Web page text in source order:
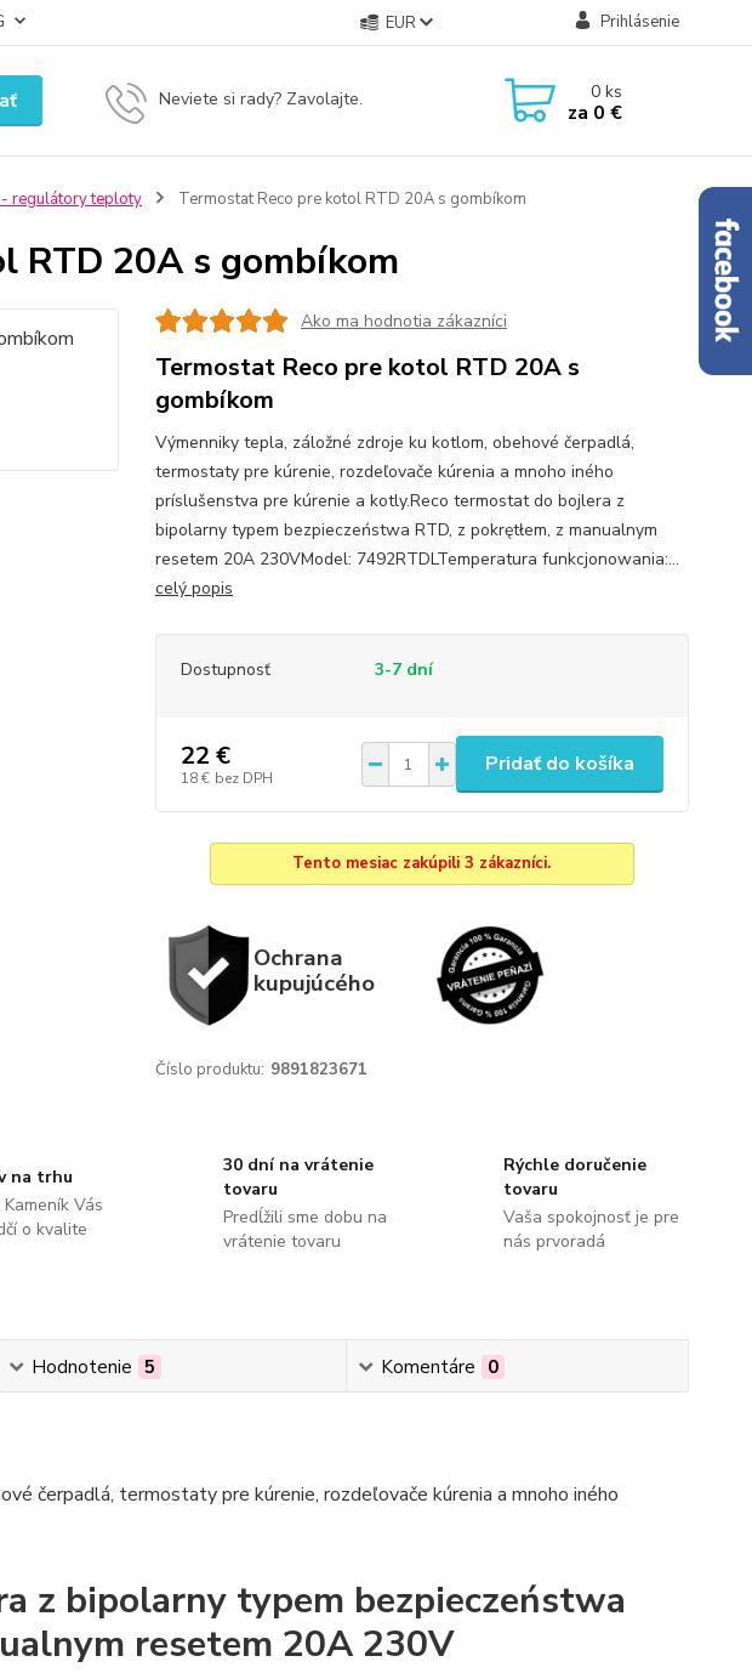
EUR Prihlásenie
Neviete si rady? Zavolajte. 0ks
za 0 €
regulátory teploty Termostat Reco pre kotol RTD 20A s gombíkom
RTD 20A s gombíkom
Ako ma hodnotia zákazníci
Termostat Reco pre kotol RTD 20A s
gombíkom
Výmenniky tepla, záložné zdroje ku kotlom, obehové čerpadlá,
termostaty pre kúrenie, rozdeľovače kúrenia a mnoho iného
príslušenstva pre kúrenie a kotly.Reco termostat do bojlera z
bipolarny typem bezpieczeństwa RTD, z pokrętłem, z manualnym
resetem 20A 230VModel: 7492RTDLTemperatura funkcjonowania:...
celý popis
Dostupnosť 3-7 dní
22 €
18 € bez DPH
Pridať do košíka
Tento mesiac zakúpili 3 zákazníci.
Ochrana
kupujúcého
Číslo produktu: 9891823671
na trhu
Vás
o kvalite
30 dní na vrátenie
tovaru
Predĺžili sme dobu na
vrátenie tovaru
Rýchle doručenie
tovaru
Vaša spokojnosť je pre
nás prvoradá
Hodnotenie 5 Komentáre 0
čerpadlá, termostaty pre kúrenie, rozdeľovače kúrenia a mnoho iného
z bipolarny typem bezpieczeństwa
resetem 20A 230V